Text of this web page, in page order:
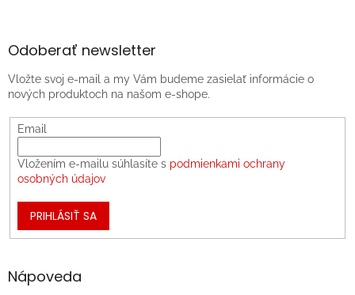
Odoberať newsletter
Vložte svoj e-mail a my Vám budeme zasielať informácie o
nových produktoch na našom e-shope.
Email
Vložením e-mailu súhlasíte s podmienkami ochrany
osobných údajov
PRIHLÁSIŤ SA
Nápoveda